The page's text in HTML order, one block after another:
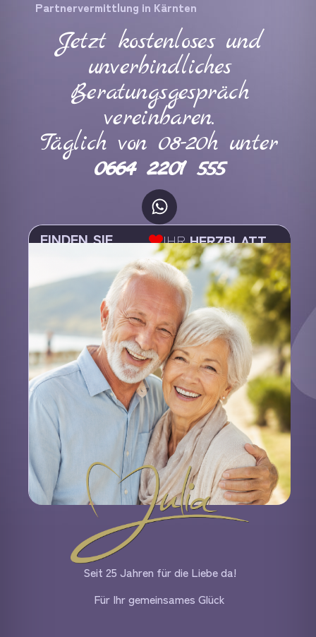
Partnervermittlung in Kärnten
Jetzt kostenloses und
unverbindliches
Beratungsgespräch
vereinbaren.
Täglich von 08-20h unter
0664 2201 555
FINDEN SIE IHRHERZBLATT
Seit 25 Jahren für die Liebe da!
Für Ihr gemeinsames Glück